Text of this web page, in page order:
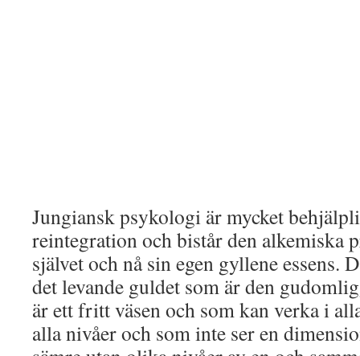
Jungiansk psykologi är mycket
reintegration och bistår den alkemiska
självet och nå sin egen gyllene essens.
det levande guldet som är den
är ett fritt väsen och som kan verka i
alla nivåer och som inte ser en